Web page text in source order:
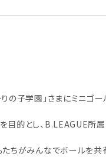
の子学園」さまにミニゴ
目的とし、B.LEAGUE所
たちがみんなでボールを共